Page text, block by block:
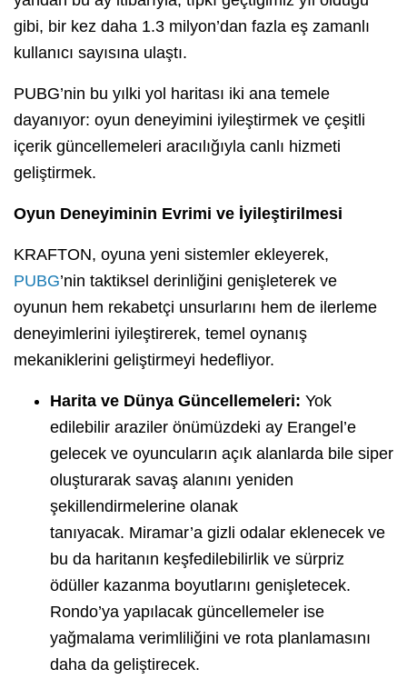
gibi, bir kez daha 1.3 milyon’dan fazla eş zamanlı
kullanıcı sayısına ulaştı.
PUBG’nin bu yılki yol haritası iki ana temele
dayanıyor: oyun deneyimini iyileştirmek ve çeşitli
içerik güncellemeleri aracılığıyla canlı hizmeti
geliştirmek.
Oyun Deneyiminin Evrimi ve İyileştirilmesi
KRAFTON, oyuna yeni sistemler ekleyerek,
PUBG’nin taktiksel derinliğini genişleterek ve
oyunun hem rekabetçi unsurlarını hem de ilerleme
deneyimlerini iyileştirerek, temel oynanış
mekaniklerini geliştirmeyi hedefliyor.
Harita ve Dünya Güncellemeleri: Yok
edilebilir araziler önümüzdeki ay Erangel’e
gelecek ve oyuncuların açık alanlarda bile siper
oluşturarak savaş alanını yeniden
şekillendirmelerine olanak
tanıyacak. Miramar’a gizli odalar eklenecek ve
bu da haritanın keşfedilebilirlik ve sürpriz
ödüller kazanma boyutlarını genişletecek.
Rondo’ya yapılacak güncellemeler ise
yağmalama verimliliğini ve rota planlamasını
daha da geliştirecek.